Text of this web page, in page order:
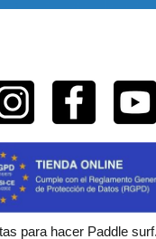
para hacer Paddle